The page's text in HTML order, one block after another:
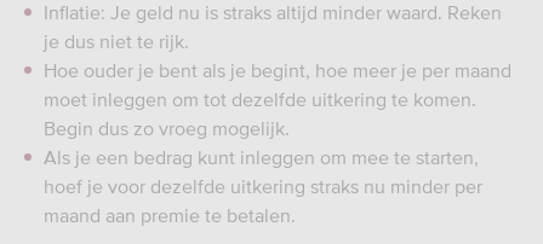
Inflatie: Je geld nu is straks altijd minder waard. Reken
je dus niet te rijk.
Hoe ouder je bent als je begint, hoe meer je per maand
moet inleggen om tot dezelfde uitkering te komen.
Begin dus zo vroeg mogelijk.
Als je een bedrag kunt inleggen om mee te starten,
hoef je voor dezelfde uitkering straks nu minder per
maand aan premie te betalen.